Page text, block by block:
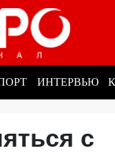
ИНТЕРВЬЮ
с